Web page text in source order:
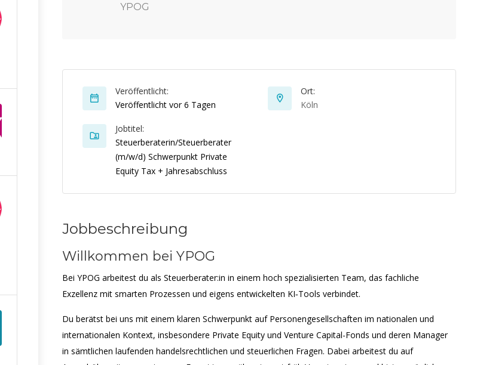
YPOG
Veröffentlicht:
Veröffentlicht vor 6 Tagen
Ort:
Köln
Jobtitel:
Steuerberaterin/Steuerberater
(m/w/d) Schwerpunkt Private
Equity Tax + Jahresabschluss
Jobbeschreibung
Willkommen bei YPOG
Bei YPOG arbeitest du als Steuerberater:in in einem hoch spezialisierten Team, das fachliche
Exzellenz mit smarten Prozessen und eigens entwickelten KI‑Tools verbindet.
Du berätst bei uns mit einem klaren Schwerpunkt auf Personengesellschaften im nationalen und
internationalen Kontext, insbesondere Private Equity und Venture Capital-Fonds und deren Manager
in sämtlichen laufenden handelsrechtlichen und steuerlichen Fragen. Dabei arbeitest du auf